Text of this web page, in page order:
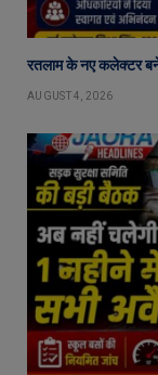
रतलाम के नए कलेक्टर
AUGUST 4, 2026